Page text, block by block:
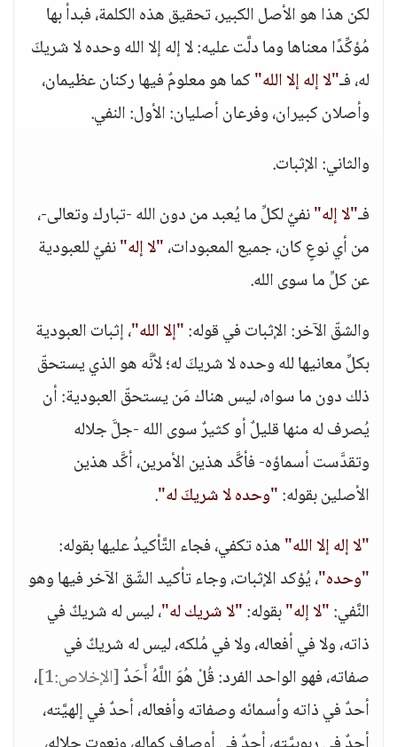
لكن هذا هو الأصل الكبير، تحقيق هذه الكلمة، فبدأ بها
مُؤكِّدًا معناها وما دلَّت عليه: لا إله إلا الله وحده لا شريكَ
له، فـ"لا إله إلا الله"كما هو معلومٌ فيها ركنان عظيمان،
وأصلان كبيران، وفرعان أصليان: الأول: النفي.
والثاني: الإثبات.
فـ"لا إله"نفيٌ لكلِّ ما يُعبد من دون الله -تبارك وتعالى-،
من أي نوعٍ كان، جميع المعبودات،"لا إله"نفيٌ للعبودية
عن كلِّ ما سوى الله.
والشقّ الآخر: الإثبات في قوله:"إلا الله"، إثبات العبودية
بكلِّ معانيها لله وحده لا شريكَ له؛ لأنَّه هو الذي يستحقّ
ذلك دون ما سواه، ليس هناك مَن يستحقّ العبودية: أن
يُصرف له منها قليلٌ أو كثيرٌ سوى الله -جلَّ جلاله
وتقدَّست أسماؤه- فأكَّد هذين الأمرين، أكَّد هذين
الأصلين بقوله:"وحده لا شريكَ له".
"لا إله إلا الله"هذه تكفي، فجاء التَّأكيدُ عليها بقوله:
"وحده"، يُؤكد الإثبات، وجاء تأكيد الشّق الآخر فيها وهو
النَّفي:"لا إله"بقوله:"لا شريك له"، ليس له شريكٌ في
ذاته، ولا في أفعاله، ولا في مُلكه، ليس له شريكٌ في
صفاته، فهو الواحد الفرد: قُلْ هُوَ اللَّهُ أَحَدٌ[الإخلاص:1] ،
أحدٌ في ذاته وأسمائه وصفاته وأفعاله، أحدٌ في إلهيَّته،